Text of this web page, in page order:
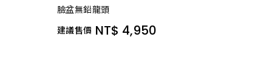
臉盆無鉛龍頭
建議售價 NT$ 4,950